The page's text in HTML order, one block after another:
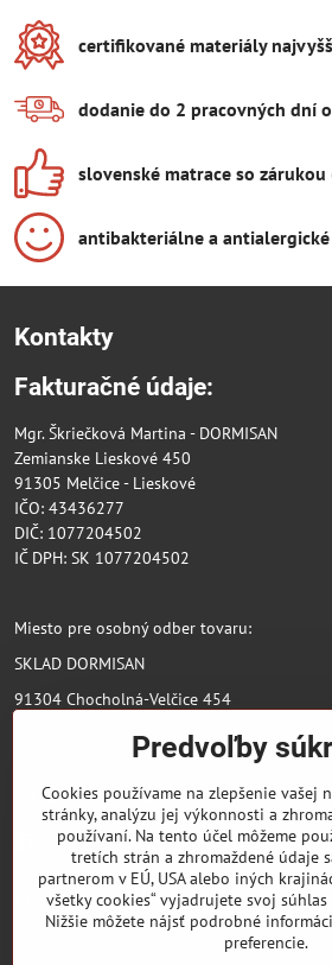
certifikované materiály
dodanie do 2 pracovných dní
slovenské matrace so
antibakteriálne a
Kontakty
Fakturačné údaje:
Mgr. Škriečková Martina - DORMISAN
Zemianske Lieskové 450
91305 Melčice - Lieskové
IČO: 43436277
DIČ: 1077204502
IČ DPH: SK 1077204502
Miesto pre osobný odber tovaru:
SKLAD DORMISAN
91304 Chocholná-Velčice 454
Pridajte sa k nám
Facebook
Dôležité odkazy
Predvoľby
Cookies používame na zlepšenie vašej
stránky, analýzu jej výkonnosti a
používaní. Na tento účel môžeme
tretích strán a zhromaždené údaje
partnerom v EÚ, USA alebo iných
všetky cookies“ vyjadrujete svoj
Nižšie môžete nájsť podrobné
preferencie.